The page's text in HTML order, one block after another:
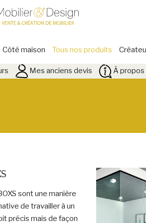
Côté maison Tous nos produits
Mes anciens devis À propos
sont une manière
de travailler à un
précis mais de façon